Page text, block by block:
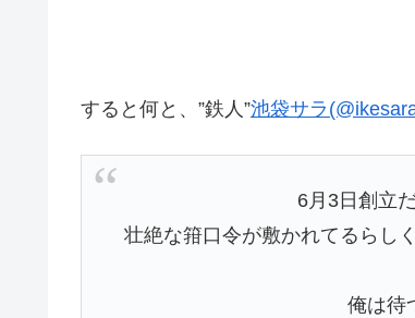
すると何と、”鉄人”池袋サラ
6月3日創立
壮絶な箝口令が敷かれてるらし
俺は待